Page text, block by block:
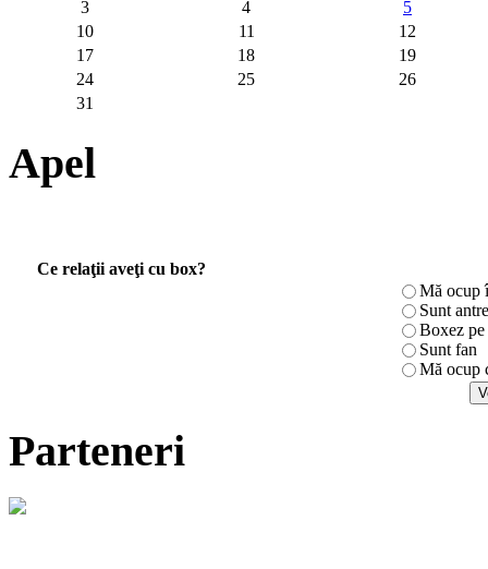
3 4
5
10
11
12
17
18
19
24
25
26
31
Apel
Ce relaţii aveţi cu box?
Mă ocup
Sunt
Boxez
Sunt fan
Mă ocup
Parteneri